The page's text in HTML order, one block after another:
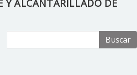
Y ALCANTARILLADO DE
Buscar